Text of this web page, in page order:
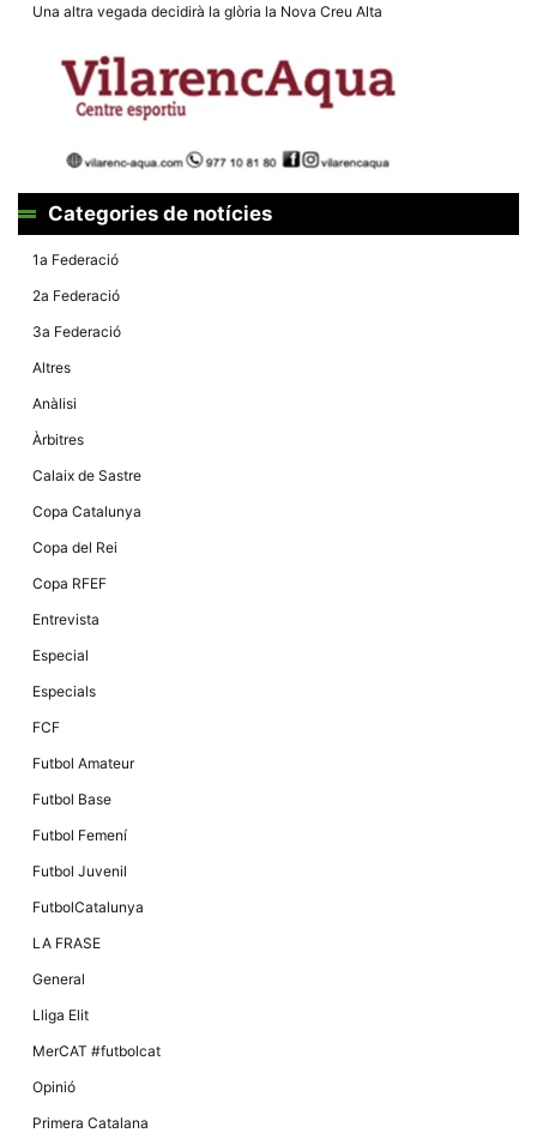
Una altra vegada decidirà la glòria la Nova Creu Alta
Categories de notícies
1a Federació
2a Federació
3a Federació
Altres
Anàlisi
Àrbitres
Calaix de Sastre
Copa Catalunya
Copa del Rei
Copa RFEF
Entrevista
Especial
Especials
FCF
Futbol Amateur
Futbol Base
Futbol Femení
Futbol Juvenil
FutbolCatalunya
LA FRASE
General
Lliga Elit
MerCAT #futbolcat
Opinió
Primera Catalana
cookies
desapareixeran
del lloc web.
Màrqueting
comportament